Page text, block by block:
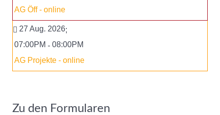
AG Öff - online
27 Aug. 2026;
07:00PM - 08:00PM
AG Projekte - online
Zu den Formularen